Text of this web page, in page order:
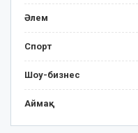
Әлем
Спорт
Шоу-бизнес
Аймақ